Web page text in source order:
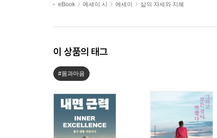
eBook
에세이 시 에세이 삶의 자세와 지혜
이 상품의 태그
#몸과마음